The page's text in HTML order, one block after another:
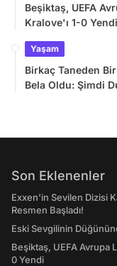
Beşiktaş, UEFA
Kralove'ı 1-0 Yendi
Yaşam
Birkaç Taneden
Bela Oldu: Şimdi
Son Eklenenler
Exxen'in Sevilen Dizisi
Resmen Başladı!
Eski Sevgilinin
Beşiktaş, UEFA Avrupa
0 Yendi